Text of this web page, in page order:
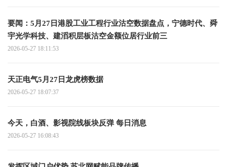
要闻：5月27日港股工业工程行业沽空数据盘点，宁德时代、舜
宇光学科技、建滔积层板沽空金额位居行业前三
2026-05-27 18:11:53
天正电气5月27日龙虎榜数据
2026-05-27 18:07:37
今天，白酒、影视院线板块反弹 每日消息
2026-05-27 16:08:43